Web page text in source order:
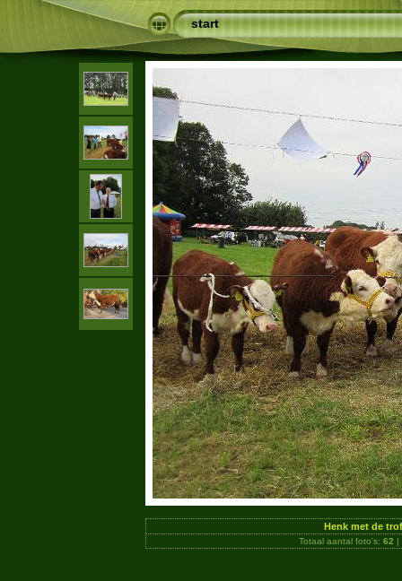
start
Henk met de
Totaal aantal foto's: 62 |